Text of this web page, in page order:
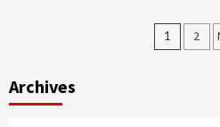
1 2
Archives